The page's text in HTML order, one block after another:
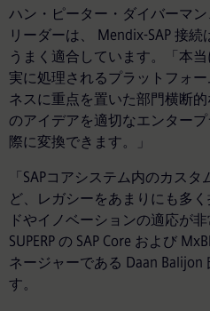
ハン・ピーター・ダイバーマ
リーダーは、 Mendix-SAP 接続
うまく適合しています。「本
実に処理されるプラットフォ
ネスに重点を置いた部門横断
のアイデアを適切なエンター
際に変換できます。」
「SAPコアシステム内のカス
ど、レガシーをあまりにも多
ドやイノベーションの適応が
SUPERP の SAP Core および
ネージャーである Daan Balijon
す。